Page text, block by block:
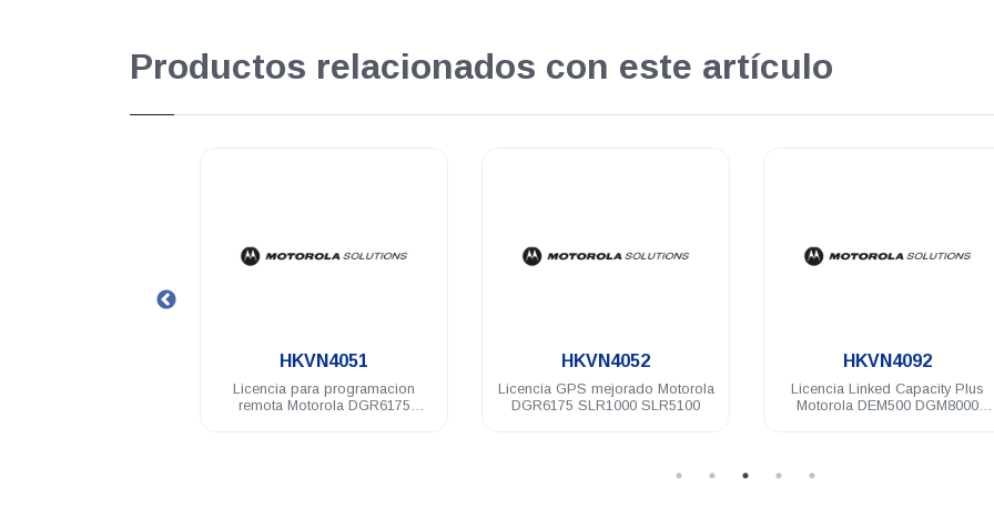
Productos relacionados con este artículo
HKVN4052
Licencia GPS mejorado Motorola
DGR6175 SLR1000 SLR5100
HKVN4092
Licencia Linked Capacity Plus
Motorola DEM500 DGM8000
T8319A-CA02965AA
Repetidor digital Motorola
SLR8000 64 Ch 100 Watts VHF